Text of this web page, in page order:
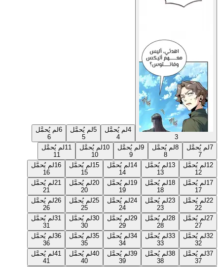
لم يُحمَّل
لم يُحمَّل
لم يُحمَّل
لم يُحمَّل
لم يُحمَّل
لم يُحمَّل
10لم يُحمَّل
10
11لم يُحمَّل
11
12لم يُحمَّل
12
13لم يُحمَّل
13
14لم يُحمَّل
14
15لم يُحمَّل
15
16لم يُحمَّل
16
17لم يُحمَّل
17
18لم يُحمَّل
18
19لم يُحمَّل
19
20لم يُحمَّل
20
21لم يُحمَّل
21
22لم يُحمَّل
22
23لم يُحمَّل
23
24لم يُحمَّل
24
25لم يُحمَّل
25
26لم يُحمَّل
26
27لم يُحمَّل
27
28لم يُحمَّل
28
29لم يُحمَّل
29
30لم يُحمَّل
30
31لم يُحمَّل
31
32لم يُحمَّل
32
33لم يُحمَّل
33
34لم يُحمَّل
34
35لم يُحمَّل
35
36لم يُحمَّل
36
37لم يُحمَّل
37
38لم يُحمَّل
38
39لم يُحمَّل
39
40لم يُحمَّل
40
41لم يُحمَّل
41